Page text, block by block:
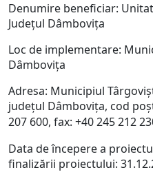
Denumire beneficiar:
Județul Dâmbovița
Loc de implementare:
Dâmbovița
Adresa: Municipiul
județul Dâmbovița, cod
207 600, fax: +40 245 212
Data de începere a
finalizării proiectului: